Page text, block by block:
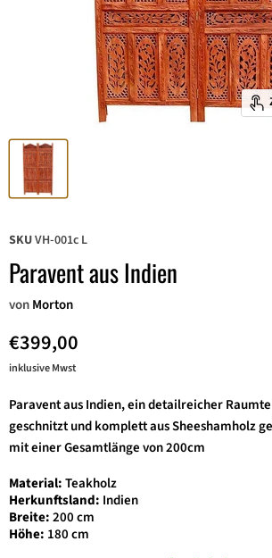
SKUVH-001c L
Paravent aus Indien
vonMorton
€399,00
inklusive Mwst
Paravent aus Indien, ein detailreicher
geschnitzt und komplett aus Sheeshamholz
mit einer Gesamtlänge von 200cm
Material:Teakholz
Herkunftsland: Indien
Breite:200 cm
Höhe: 180 cm